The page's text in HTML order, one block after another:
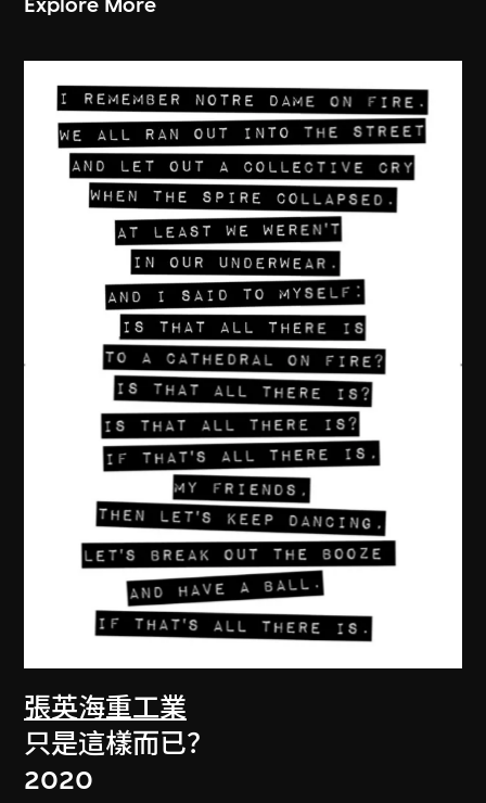
張英海重工業
只是這樣而已？
2020